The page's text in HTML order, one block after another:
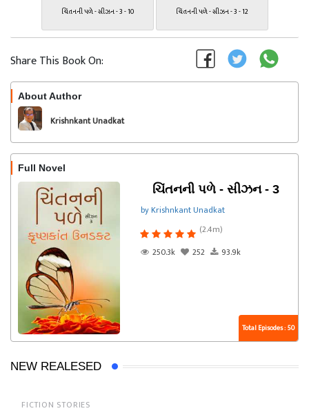
ચિંતનની પળે - સીઝન - 3 - 10 ચિંતનની પળે - સીઝન - 3 - 12
Share This Book On:
About Author
Krishnkant Unadkat
Full Novel
ચિંતનની પળે - સીઝન - 3
by Krishnkant Unadkat
(2.4m)
250.3k
252 93.9k
Total Episodes : 50
NEW REALESED
FICTION STORIES